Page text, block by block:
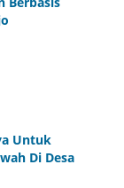
Untuk
Di Desa